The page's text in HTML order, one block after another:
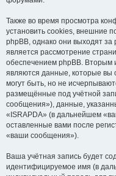
Также во время просмотра
установить cookies, внешние
phpBB, однако они выходят за
является рассмотрение
обеспечением phpBB. Вторым
являются данные, которые
могут быть, но не
размещённые под учётной
сообщения»), данные,
«ISRAPDA» (в дальнейшем
оставленные вами после
«ваши сообщения»).
Ваша учётная запись будет
идентифицируемое имя (в